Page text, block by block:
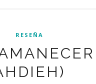
RESEÑA